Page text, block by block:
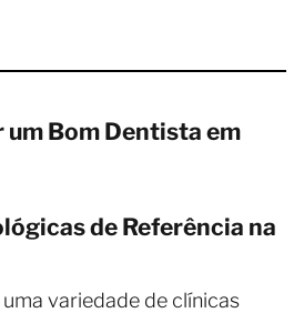
Bom Dentista em
de Referência na
variedade de clínicas